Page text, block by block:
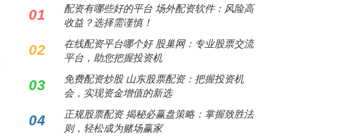
01
配资有哪些好的平台 场外配资软件：风险高
收益？选择需谨慎！
02
在线配资平台哪个好 股巢网：专业股票交流
平台，助您把握投资机
03
免费配资炒股 山东股票配资：把握投资机
会，实现资金增值的新选
04
正规股票配资 揭秘必赢盘策略：掌握致胜法
则，轻松成为赌场赢家